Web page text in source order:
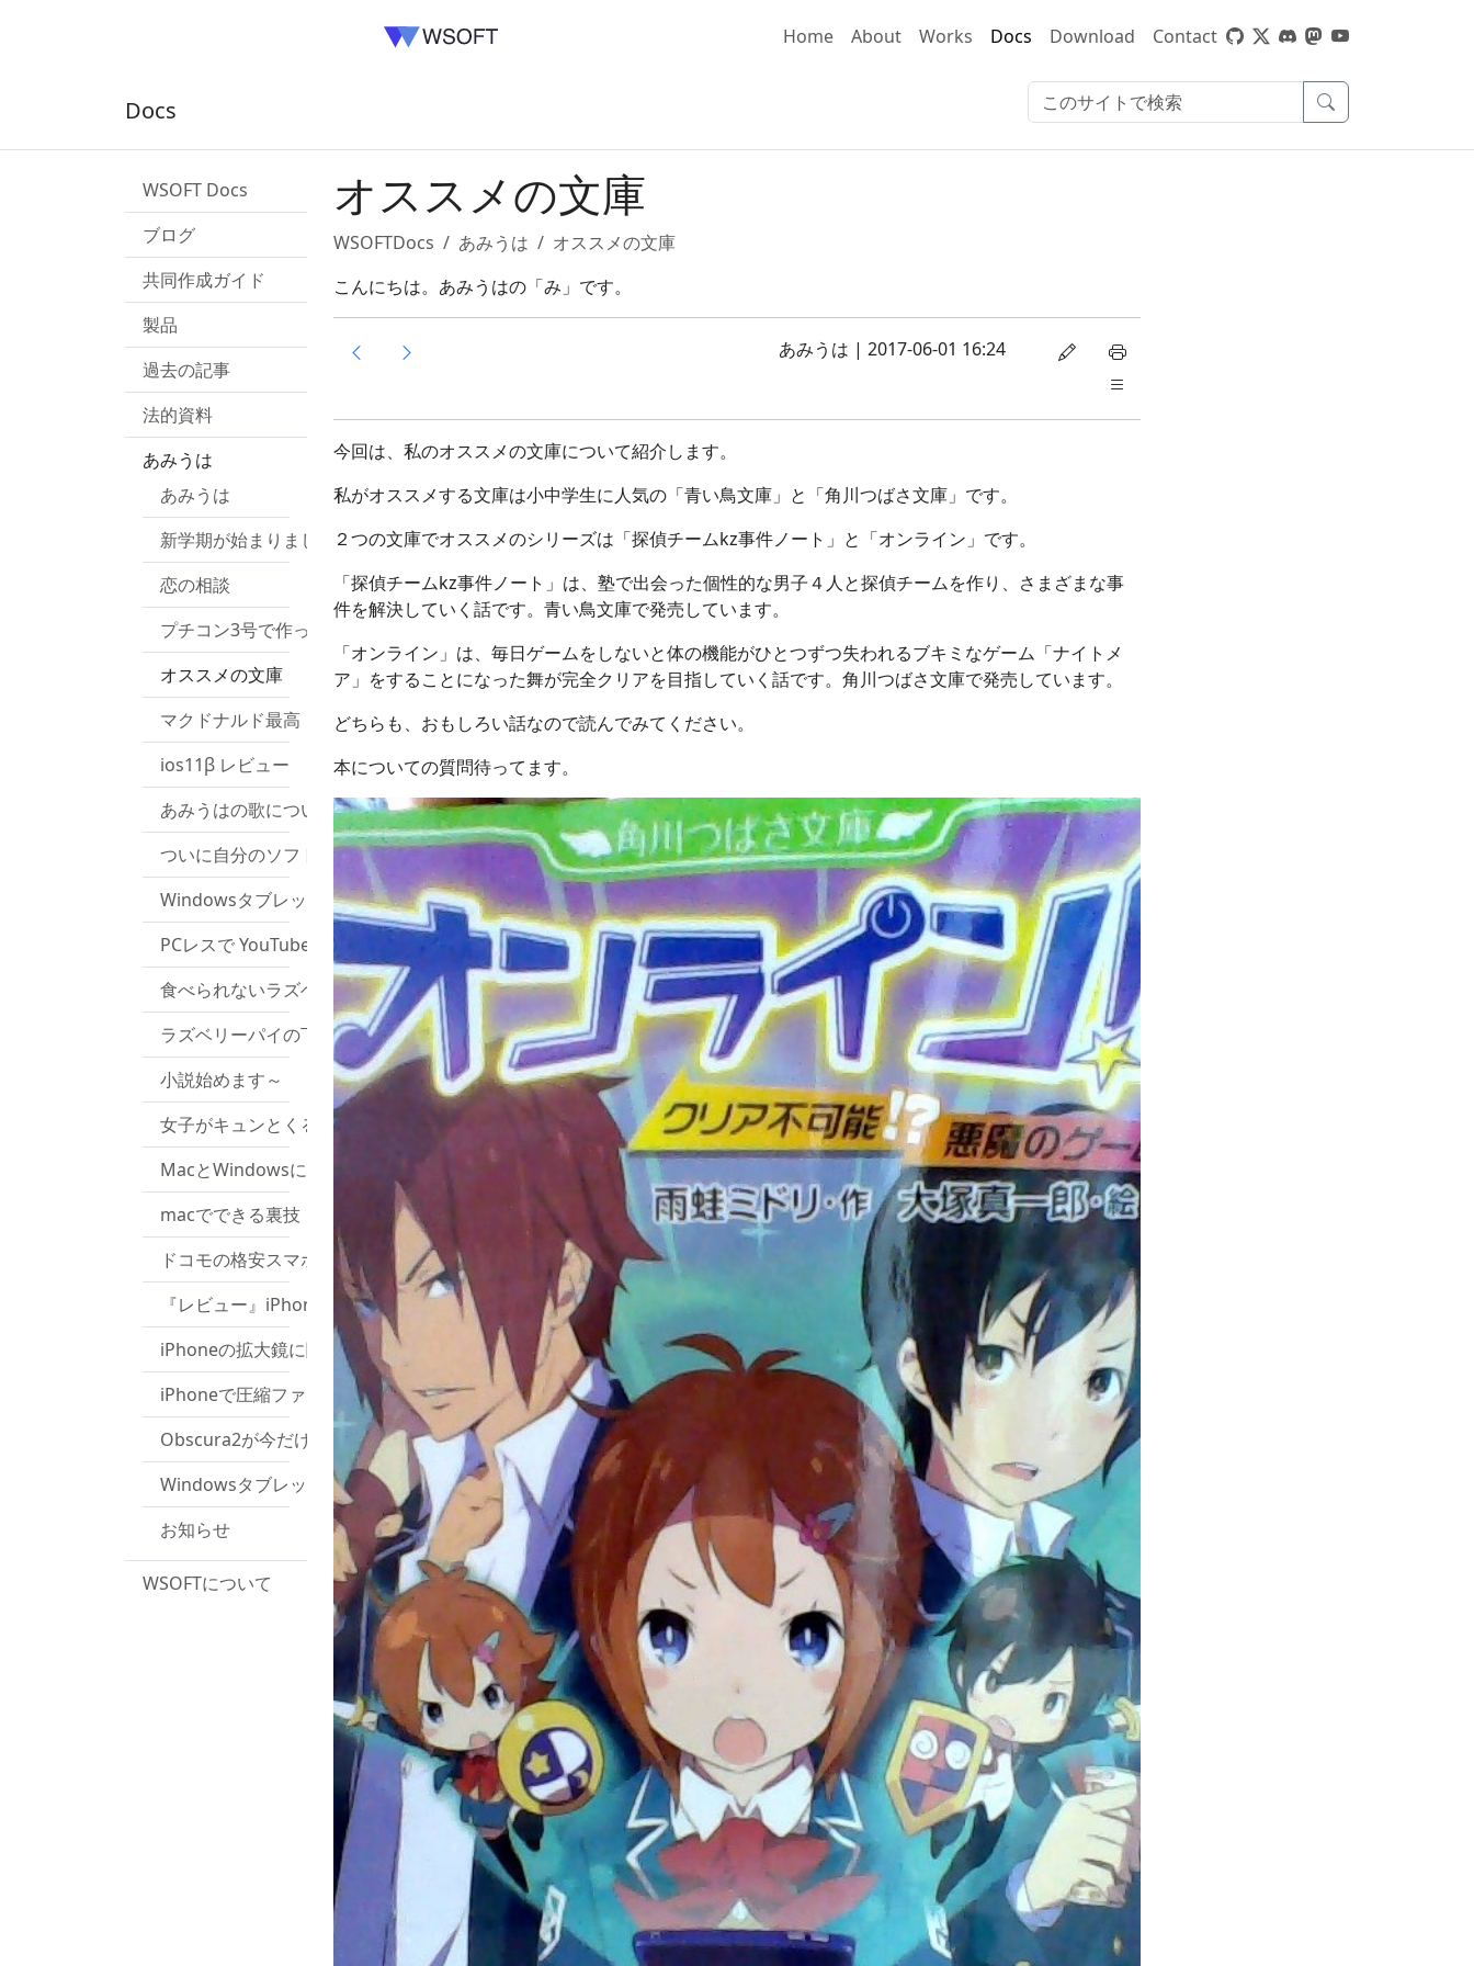
Home About Works Docs Download Contact
Docs
WSOFT Docs
ブログ
共同作成ガイド
製品
過去の記事
法的資料
あみうは
あみうは
新学期が始まりました！
恋の相談
プチコン3号で作ったのは？
オススメの文庫
マクドナルド最高！
ios11β レビュー
あみうはの歌について
ついに自分のソフトウェアのホームページができました。
Windowsタブレットをリセットして起動しなくなった人のために
PCレスで YouTubeの曲を携帯mp3プレイヤーで聴く(iPhone)
食べられないラズベリーパイを買いました。(1)
ラズベリーパイの下ごしらえ(2)
小説始めます～
女子がキュンとくる行動ベスト３！！
MacとWindowsについてあまり知られていない事
macでできる裏技
ドコモの格安スマホ「MONO」買っちゃいました☆いい所をいくつか
『レビュー』iPhone6sを1年間使い続けて思ったこと
iPhoneの拡大鏡に関するバクを発見しました。
iPhoneで圧縮ファイルを作成したり解凍する方法
Obscura2が今だけ無料！使い方まとめ
Windowsタブレットがブルースクリーンになった時のメモ
お知らせ
WSOFTについて
オススメの文庫
WSOFTDocs あみうは
オススメの文庫
こんにちは。あみうはの「み」です。
あみうは | 2017-06-01 16:24
今回は、私のオススメの文庫について紹介します。
私がオススメする文庫は小中学生に人気の「青い鳥文庫」と「角川つばさ文庫」です。
２つの文庫でオススメのシリーズは「探偵チームkz事件ノート」と「オンライン」です。
「探偵チームkz事件ノート」は、塾で出会った個性的な男子４人と探偵チームを作り、さまざまな事
件を解決していく話です。青い鳥文庫で発売しています。
「オンライン」は、毎日ゲームをしないと体の機能がひとつずつ失われるブキミなゲーム「ナイトメ
ア」をすることになった舞が完全クリアを目指していく話です。角川つばさ文庫で発売しています。
どちらも、おもしろい話なので読んでみてください。
本についての質問待ってます。